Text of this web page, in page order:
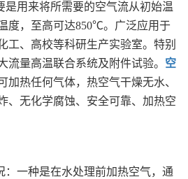
是用来将所需要的空气流从初始温
度，至高可达850℃。广泛应用于
工、高校等科研生产实验室。特别
流量高温联合系统及附件试验。 空
加热任何气体，热空气干燥无水、
、无化学腐蚀、安全可靠、加热空
：一种是在水处理前加热空气，通